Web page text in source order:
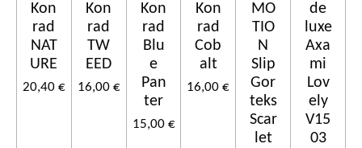
Kon
rad
NAT
URE
20,40 €
Kon
rad
TW
EED
16,00 €
Kon
rad
Blu
e
Pan
ter
15,00 €
Kon
rad
Cob
alt
16,00 €
MO
TIO
N
Slip
Gor
teks
Scar
let
de
luxe
Axa
mi
Lov
ely
V15
03